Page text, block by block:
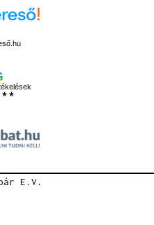
E.V.